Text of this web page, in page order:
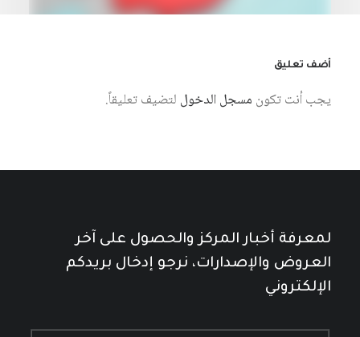
7 أغسطس، 2026
أضف تعليق
يجب أنت تكون مسجل الدخول لتضيف تعليقاً.
لمعرفة أخبار المركز والحصول على آخر
العروض والإصدارات، نرجو إدخال بريدكم
الإلكتروني